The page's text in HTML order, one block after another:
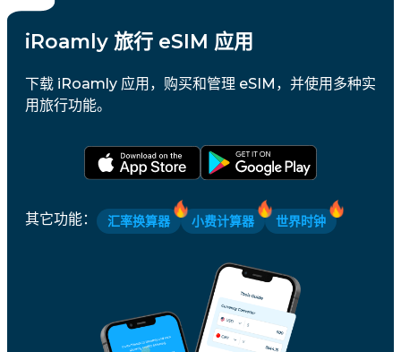
iRoamly 旅行 eSIM 应用
下载 iRoamly 应用，购买和管理 eSIM，并使用多种实
用旅行功能。
其它功能： 汇率换算器 小费计算器 世界时钟